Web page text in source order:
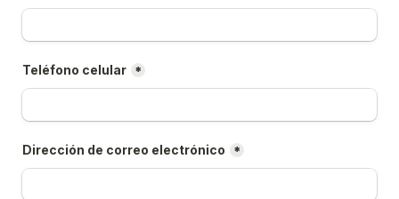
Teléfono celular *
Dirección de correo electrónico *